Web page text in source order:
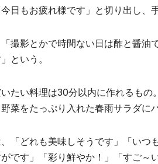
日もお疲れ様です」と切り出し、
撮影とかで時間ない日は酢と醤油
という。
たい料理は30分以内に作れるもの
菜をたっぷり入れた春雨サラダに
「どれも美味しそうです」「いつ
です」「彩り鮮やか！」「すご～